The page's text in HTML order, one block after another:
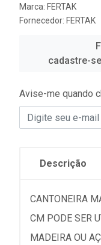
Marca: FERTAK
Fornecedor: FERTAK
cadastre-
Avise-me quando
Descrição
CANTONEIRA
CM PODE SER
MADEIRA OU